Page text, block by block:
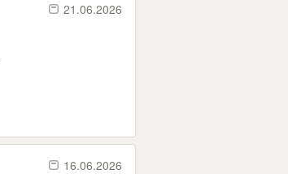
21.06.2026
16.06.2026